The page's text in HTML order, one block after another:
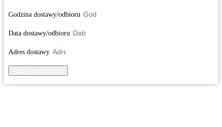
Godzina dostawy/odbioru
Data dostawy/odbioru
Adres dostawy